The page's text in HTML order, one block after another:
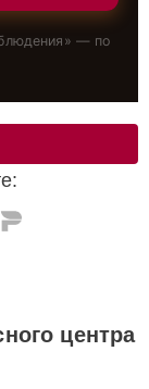
» — по
центра